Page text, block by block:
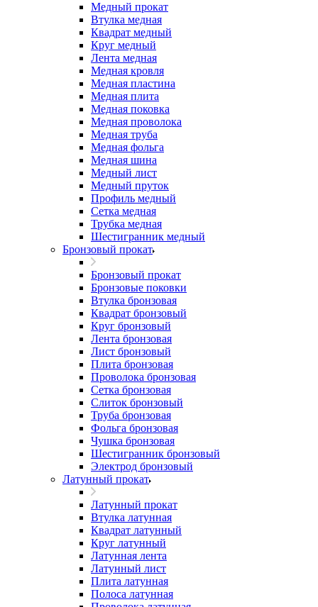
Медный прокат
Втулка медная
Квадрат медный
Круг медный
Лента медная
Медная кровля
Медная пластина
Медная плита
Медная поковка
Медная проволока
Медная труба
Медная фольга
Медная шина
Медный лист
Медный пруток
Профиль медный
Сетка медная
Трубка медная
Шестигранник медный
Бронзовый прокат
Бронзовый прокат
Бронзовые поковки
Втулка бронзовая
Квадрат бронзовый
Круг бронзовый
Лента бронзовая
Лист бронзовый
Плита бронзовая
Проволока бронзовая
Сетка бронзовая
Слиток бронзовый
Труба бронзовая
Фольга бронзовая
Чушка бронзовая
Шестигранник бронзовый
Электрод бронзовый
Латунный прокат
Латунный прокат
Втулка латунная
Квадрат латунный
Круг латунный
Латунная лента
Латунный лист
Плита латунная
Полоса латунная